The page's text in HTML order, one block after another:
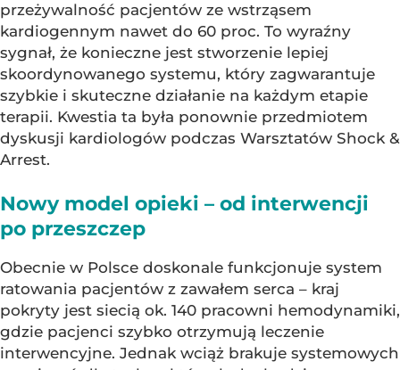
przeżywalność pacjentów ze wstrząsem
kardiogennym nawet do 60 proc. To wyraźny
sygnał, że konieczne jest stworzenie lepiej
skoordynowanego systemu, który zagwarantuje
szybkie i skuteczne działanie na każdym etapie
terapii. Kwestia ta była ponownie przedmiotem
dyskusji kardiologów podczas Warsztatów Shock &
Arrest.
Nowy model opieki – od interwencji
po przeszczep
Obecnie w Polsce doskonale funkcjonuje system
ratowania pacjentów z zawałem serca – kraj
pokryty jest siecią ok. 140 pracowni hemodynamiki,
gdzie pacjenci szybko otrzymują leczenie
interwencyjne. Jednak wciąż brakuje systemowych